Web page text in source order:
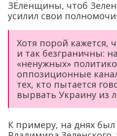
ЗЕленщины, чтоб
усилил свои
Хотя порой кажется,
и так безграничны:
«ненужных»
оппозиционные
тех, кто пытается
вырвать Украину из
К примеру, на днях был